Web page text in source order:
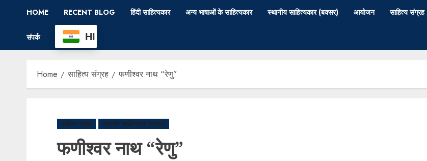
HOME RECENT BLOG हिंदी साहित्यकार अन्य भाषाओं के साहित्यकार स्थानीय साहित्यकार (बक्सर) आयोजन साहित्य संग्रह
संपर्क HI
Home साहित्य संग्रह फणीश्वर नाथ “रेणु”
साहित्य संग्रह स्थानीय साहित्यकार (बक्सर)
फणीश्वर नाथ “रेणु”